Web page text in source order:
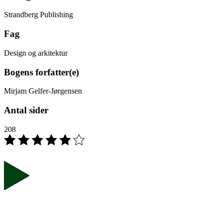
Strandberg Publishing
Fag
Design og arkitektur
Bogens forfatter(e)
Mirjam Gelfer-Jørgensen
Antal sider
208